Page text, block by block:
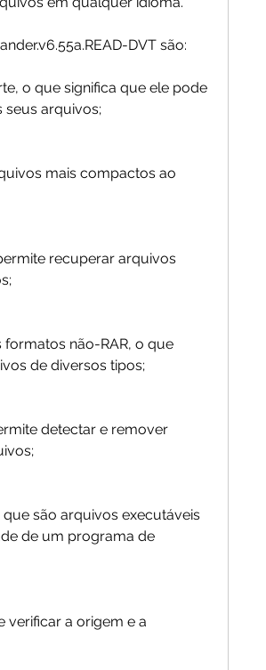
DVT são:
o que significa que ele pode
seus arquivos;
mais compactos ao
recuperar arquivos
não-RAR, o que
de diversos tipos;
detectar e remover
são arquivos executáveis
de um programa de
verificar a origem e a